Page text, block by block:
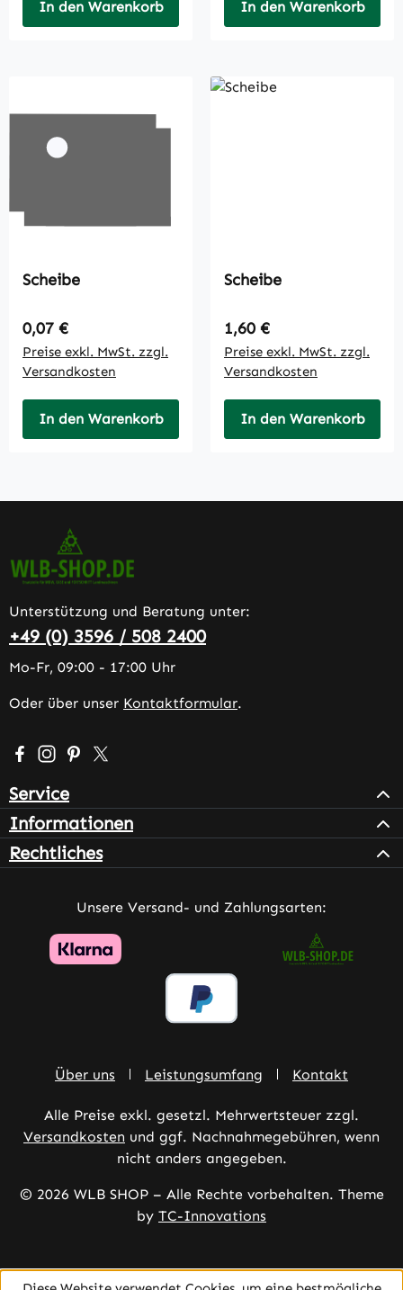
In den Warenkorb In den Warenkorb
Scheibe
Regulärer Preis:
0,07 €
Preise exkl. MwSt. zzgl.
Versandkosten
In den Warenkorb
Scheibe
Regulärer Preis:
1,60 €
Preise exkl. MwSt. zzgl.
Versandkosten
In den Warenkorb
Unterstützung und Beratung unter:
+49 (0) 3596 / 508 2400
Mo-Fr, 09:00 - 17:00 Uhr
Oder über unser Kontaktformular.
Besuche uns auf Facebook – öffnet in neuem Tab
Schau auf Instagram vorbei – öffnet in neuem Tab
Lass dich auf Pinterest inspirieren – öffnet in
Folge uns auf X – öffnet in neuem Tab
Service
Informationen
Rechtliches
Unsere Versand- und Zahlungsarten:
Über uns Leistungsumfang Kontakt
Alle Preise exkl. gesetzl. Mehrwertsteuer zzgl.
Versandkosten und ggf. Nachnahmegebühren, wenn
nicht anders angegeben.
© 2026 WLB SHOP – Alle Rechte vorbehalten. Theme
by TC-Innovations